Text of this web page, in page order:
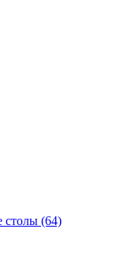
(64)